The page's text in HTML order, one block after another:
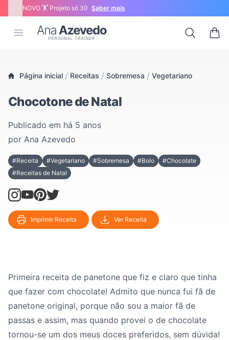
NOVO 🏋 Projeto só 30 Saber mais
Open menu
Ana Azevedo Search
0
Página inicial / Receitas / Sobremesa / Vegetariano
Chocotone de Natal
Publicado em há 5 anos
por Ana Azevedo
#Receita #Vegetariano #Sobremesa #Bolo
#Chocolate
#Receitas de Natal
Imprimir Receita Ver Receita
Primeira receita de panetone que fiz e claro que tinha
que fazer com chocolate! Admito que nunca fui fã de
panetone original, porque não sou a maior fã de
passas e assim, mas quando provei o de chocolate
tornou-se um dos meus doces preferidos, sem dúvida!